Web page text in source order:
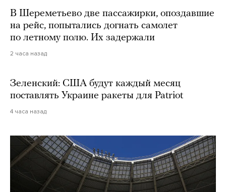
В Шереметьево две пассажирки, опоздавшие
на рейс, попытались догнать самолет
по летному полю. Их задержали
2 часа назад
Зеленский: США будут каждый месяц
поставлять Украине ракеты для Patriot
4 часа назад